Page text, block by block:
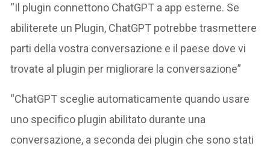
“Il plugin connettono ChatGPT a app esterne. Se
abiliterete un Plugin, ChatGPT potrebbe trasmettere
parti della vostra conversazione e il paese dove vi
trovate al plugin per migliorare la conversazione”
“ChatGPT sceglie automaticamente quando usare
uno specifico plugin abilitato durante una
conversazione, a seconda dei plugin che sono stati